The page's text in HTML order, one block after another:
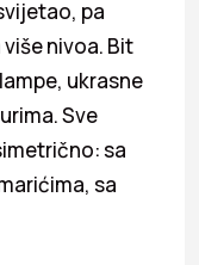
pa
nivoa. Bit
ukrasne
Sve
sa
sa